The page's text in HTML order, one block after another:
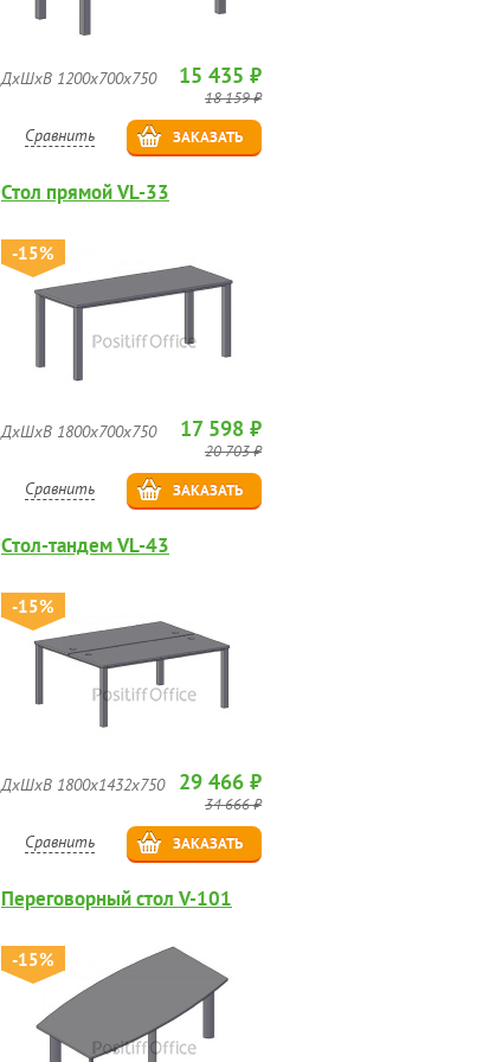
ДхШхВ 1200х700х750 15 435 ₽
18 159 ₽
Сравнить ЗАКАЗАТЬ
Стол прямой VL-33
-15%
ДхШхВ 1800х700х750 17 598 ₽
20 703 ₽
Сравнить ЗАКАЗАТЬ
Стол-тандем VL-43
-15%
ДхШхВ 1800х1432х750 29 466 ₽
34 666 ₽
Сравнить ЗАКАЗАТЬ
Переговорный стол V-101
-15%